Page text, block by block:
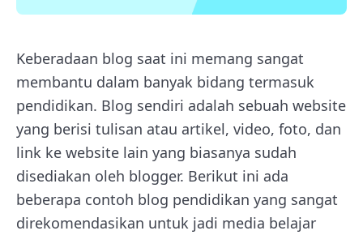
Keberadaan blog saat ini memang sangat
membantu dalam banyak bidang termasuk
pendidikan. Blog sendiri adalah sebuah website
yang berisi tulisan atau artikel, video, foto, dan
link ke website lain yang biasanya sudah
disediakan oleh blogger. Berikut ini ada
beberapa contoh blog pendidikan yang sangat
direkomendasikan untuk jadi media belajar